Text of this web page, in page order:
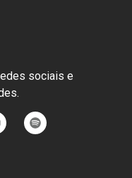
sociais e